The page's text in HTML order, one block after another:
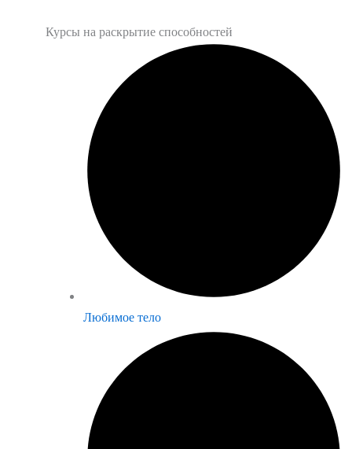
Курсы на раскрытие способностей
Любимое тело